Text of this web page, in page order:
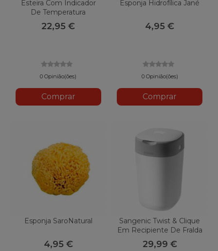
Esteira Com Indicador
De Temperatura
BABYMOOV
22,95 €
0 Opinião(ões)
Comprar
Esponja Hidrofílica Jané
4,95 €
0 Opinião(ões)
Comprar
Esponja SaroNatural
4,95 €
Sangenic Twist & Clique
Em Recipiente De Fralda
29,99 €